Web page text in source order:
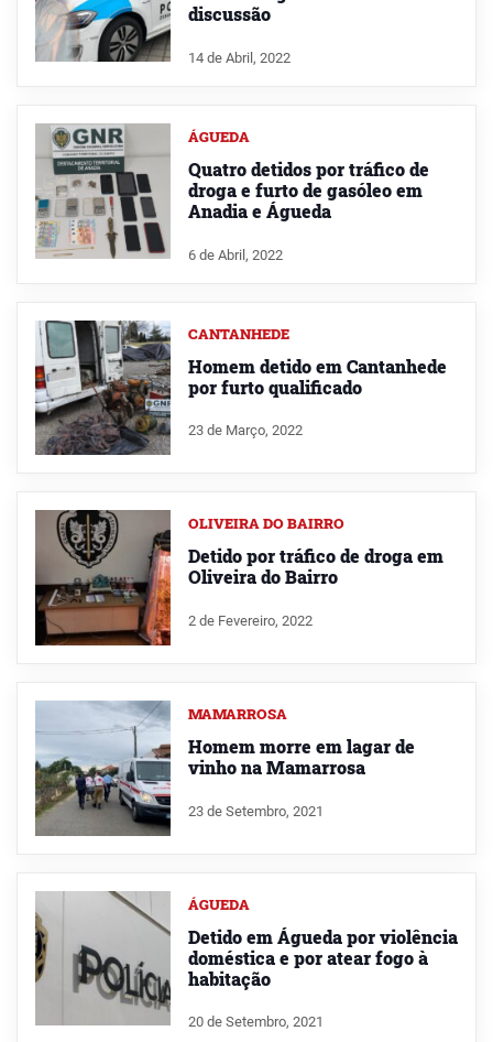
discussão
14 de Abril, 2022
ÁGUEDA
Quatro detidos por tráfico de
droga e furto de gasóleo em
Anadia e Águeda
6 de Abril, 2022
CANTANHEDE
Homem detido em Cantanhede
por furto qualificado
23 de Março, 2022
OLIVEIRA DO BAIRRO
Detido por tráfico de droga em
Oliveira do Bairro
2 de Fevereiro, 2022
MAMARROSA
Homem morre em lagar de
vinho na Mamarrosa
23 de Setembro, 2021
ÁGUEDA
Detido em Águeda por violência
doméstica e por atear fogo à
habitação
20 de Setembro, 2021